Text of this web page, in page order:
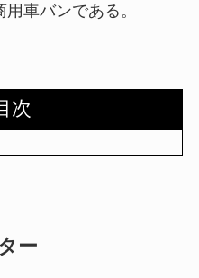
車バンである。
次
ー